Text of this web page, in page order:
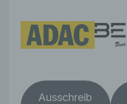
Ausschreib